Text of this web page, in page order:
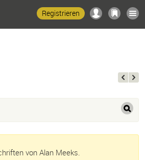
Registrieren
von Alan Meeks.